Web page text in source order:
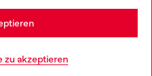
zu akzeptieren